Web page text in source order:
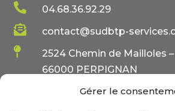
Gérer le
 04.68.36.92.29
 contact@sudbtp-

2524 Chemin de Mailloles –
66000 PERPIGNAN